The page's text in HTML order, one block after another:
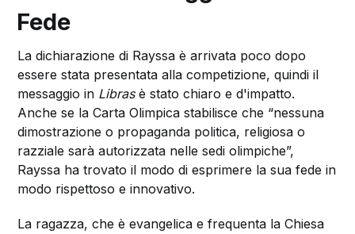
Fede
La dichiarazione di Rayssa è arrivata poco dopo
essere stata presentata alla competizione, quindi il
messaggio in Librasè stato chiaro e d'impatto.
Anche se la Carta Olimpica stabilisce che “nessuna
dimostrazione o propaganda politica, religiosa o
razziale sarà autorizzata nelle sedi olimpiche”,
Rayssa ha trovato il modo di esprimere la sua fede in
modo rispettoso e innovativo.
La ragazza, che è evangelica e frequenta la Chiesa